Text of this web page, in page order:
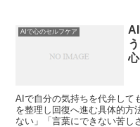
AIで心のセルフケア
AIで自分の気持ちを代弁して
を整理し回復へ進む具体的方
ない」「言葉にできない苦